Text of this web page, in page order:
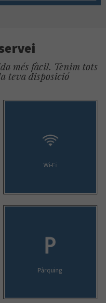
més fàcil. Tenim tots
teva disposició
Wi-Fi
Pàrquing